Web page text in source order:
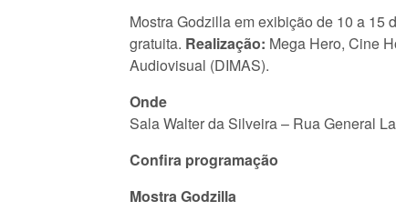
Mostra Godzilla em exibição de 10 a 15
gratuita. Realização: Mega Hero, Cine
Audiovisual (DIMAS).
Onde
Sala Walter da Silveira – Rua General
Confira programação
Mostra Godzilla